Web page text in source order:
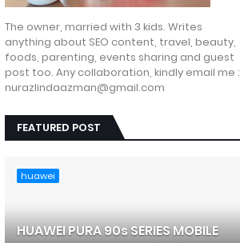
The owner, married with 3 kids. Writes
anything about SEO content, travel, beauty,
foods, parenting, events sharing and guest
post too. Any collaboration, kindly email me :
nurazlindaazman@gmail.com
FEATURED POST
huawei
HUAWEI PURA 90s SERIES MOBILE